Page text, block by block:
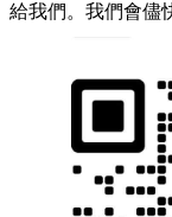
給我們。我們會儘